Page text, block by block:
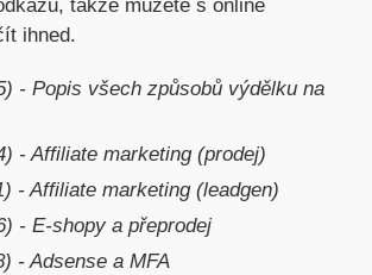
takže můžete s online
ihned.
- Popis všech způsobů výdělku na
- Affiliate marketing (prodej)
- Affiliate marketing (leadgen)
- E-shopy a přeprodej
- Adsense a MFA